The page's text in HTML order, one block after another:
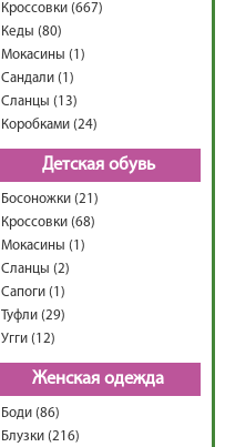
Кроссовки (667)
Кеды (80)
Мокасины (1)
Сандали (1)
Сланцы (13)
Коробками (24)
Детская обувь
Босоножки (21)
Кроссовки (68)
Мокасины (1)
Сланцы (2)
Сапоги (1)
Туфли (29)
Угги (12)
Женская одежда
Боди (86)
Блузки (216)